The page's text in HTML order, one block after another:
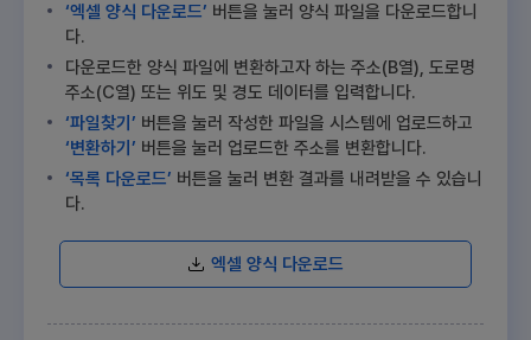
‘엑셀 양식 다운로드’ 버튼을 눌러 양식 파일을 다운로드합니
다.
다운로드한 양식 파일에 변환하고자 하는 주소(B열), 도로명
주소(C열) 또는 위도 및 경도 데이터를 입력합니다.
‘파일찾기’ 버튼을 눌러 작성한 파일을 시스템에 업로드하고
‘변환하기’ 버튼을 눌러 업로드한 주소를 변환합니다.
‘목록 다운로드’ 버튼을 눌러 변환 결과를 내려받을 수 있습니
다.
엑셀 양식 다운로드